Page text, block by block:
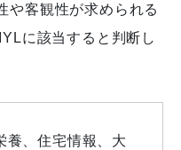
や客観性が求められる
に該当すると判断し
養、住宅情報、大